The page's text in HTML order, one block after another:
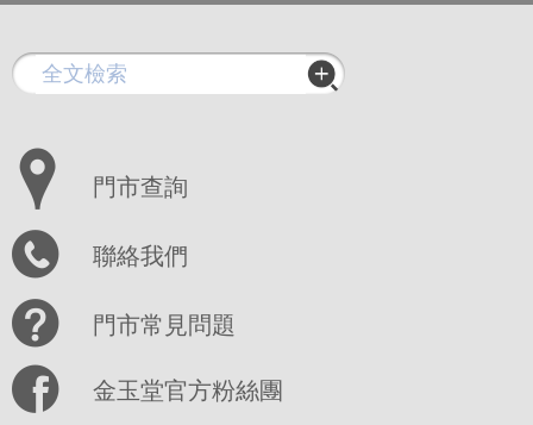
門市查詢
聯絡我們
門市常見問題
金玉堂官方粉絲團